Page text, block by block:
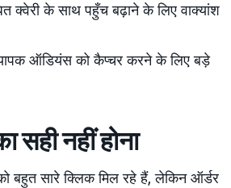
क्वेरी के साथ पहुँच बढ़ाने के लिए वाक्यांश
ऑडियंस को कैप्चर करने के लिए बड़े
नहीं होना
सारे क्लिक मिल रहे हैं, लेकिन ऑर्डर